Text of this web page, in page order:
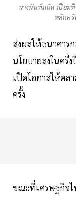
นางนันท์มนัส เปี่ยม
หลักท
ส่งผลให้ธนาคาร
นโยบายลงในครึ่
เปิดโอกาสให้ตล
ครั้ง
ขณะที่เศรษฐกิจ